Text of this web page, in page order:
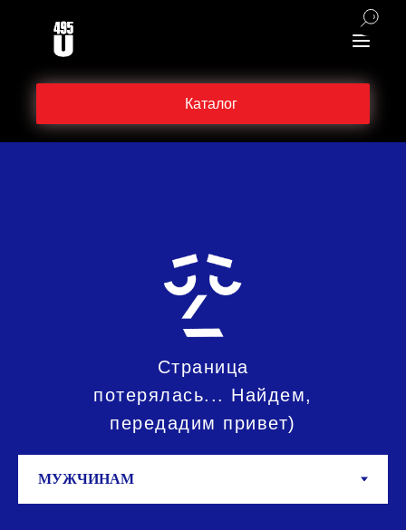
Каталог
Страница
потерялась... Найдем,
передадим привет)